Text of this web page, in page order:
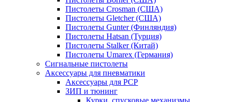
Пистолеты Crosman (США)
Пистолеты Gletcher (США)
Пистолеты Gunter (Финляндия)
Пистолеты Hatsan (Турция)
Пистолеты Stalker (Китай)
Пистолеты Umarex (Германия)
Сигнальные пистолеты
Аксессуары для пневматики
Аксессуары для PCP
ЗИП и тюнинг
Курки, спусковые механизмы